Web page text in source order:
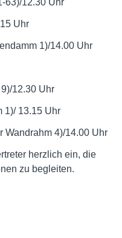
63)/12.30 Uhr
Uhr
1)/14.00 Uhr
12.30 Uhr
1)/ 13.15 Uhr
Wandrahm 4)/14.00 Uhr
herzlich ein, die
zu begleiten.